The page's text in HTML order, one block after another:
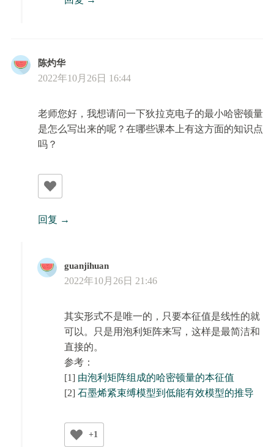
陈灼华
2022年10月26日 16:44
老师您好，我想请问一下狄拉克电子的最小哈密顿量
是怎么写出来的呢？在哪些课本上有这方面的知识点
吗？
回复
guanjihuan
2022年10月26日 21:46
其实形式不是唯一的，只要本征值是线性的就
可以。只是用泡利矩阵来写，这样是最简洁和
直接的。
参考：
[1] 由泡利矩阵组成的哈密顿量的本征值
[2] 石墨烯紧束缚模型到低能有效模型的推导
+1